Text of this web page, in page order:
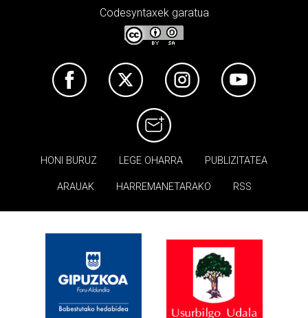
Codesyntaxek garatua
HONI BURUZ LEGE OHARRA PUBLIZITATEA
ARAUAK HARREMANETARAKO RSS